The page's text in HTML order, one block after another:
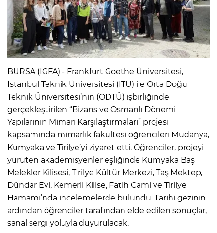
BURSA (İGFA) - Frankfurt Goethe Üniversitesi,
İstanbul Teknik Üniversitesi (İTÜ) ile Orta Doğu
Teknik Üniversitesi’nin (ODTÜ) işbirliğinde
gerçekleştirilen “Bizans ve Osmanlı Dönemi
Yapılarının Mimari Karşılaştırmaları” projesi
kapsamında mimarlık fakültesi öğrencileri Mudanya,
Kumyaka ve Tirilye’yi ziyaret etti. Öğrenciler, projeyi
yürüten akademisyenler eşliğinde Kumyaka Baş
Melekler Kilisesi, Tirilye Kültür Merkezi, Taş Mektep,
Dündar Evi, Kemerli Kilise, Fatih Cami ve Tirilye
Hamamı’nda incelemelerde bulundu. Tarihi gezinin
ardından öğrenciler tarafından elde edilen sonuçlar,
sanal sergi yoluyla duyurulacak.